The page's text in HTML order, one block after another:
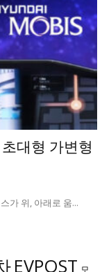
대형 가변형
가 위, 아래로 움...
EVPOST 모